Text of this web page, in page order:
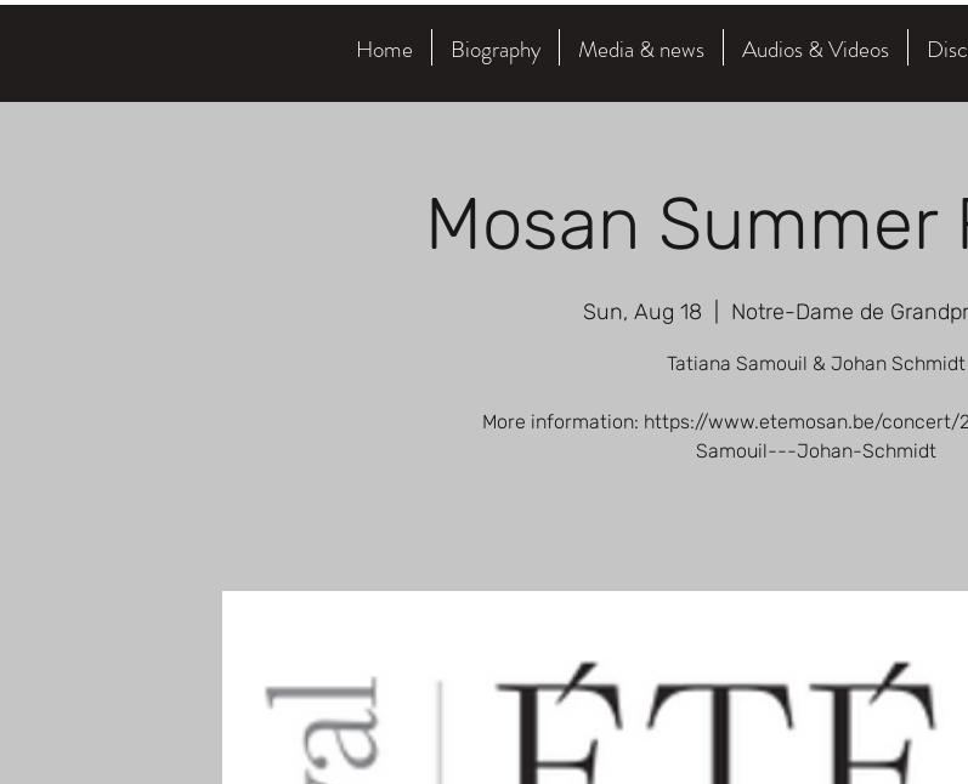
Home Biography Media & news Audios & Videos
Mosan Summer
Sun, Aug 18 Notre-Dame de
Tatiana Samouil & Johan Schmidt
More information: https://www.etemosan.be/
Samouil---Johan-Schmidt